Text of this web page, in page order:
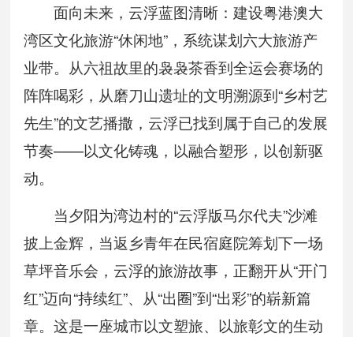
面向未来，云浮蓝图清晰：建设粤港澳大
湾区文化旅游“休闲地”，系统谋划六大旅游产
业带。从六祖故里的袅袅茶香到全运会赛场的
阵阵喝彩，从磨刀山遗址的文明溯源到“乡村艺
先生”的文艺播撒，云浮已找到属于自己的发展
节奏——以文化铸魂，以融合塑形，以创新驱
动。
当夕阳为湾边村的“云浮版马尔代夫”沙滩
披上金辉，当返乡青年在民宿庭院筹划下一场
草坪音乐会，云浮的旅游故事，正翻开从“开门
红”迈向“持续红”、从“出圈”到“出彩”的崭新篇
章。这是一座城市以文塑旅、以旅彰文的生动